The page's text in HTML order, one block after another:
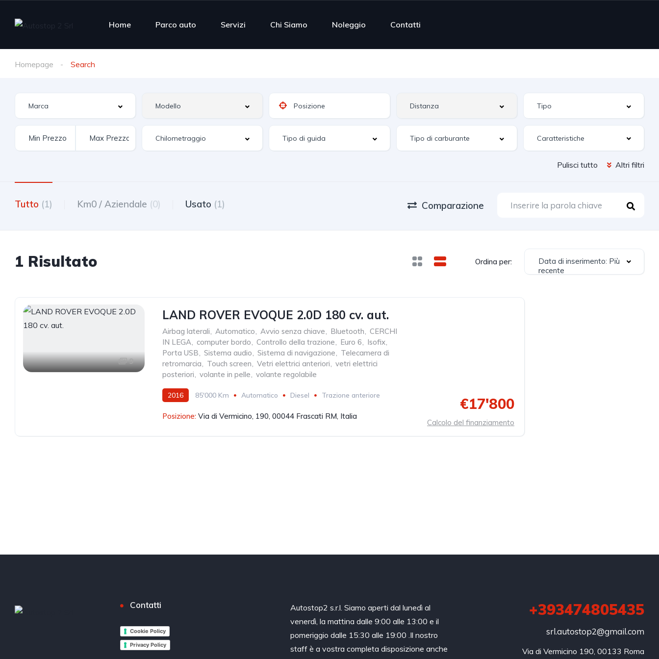
Home Parco auto Servizi Chi Siamo Noleggio Contatti
Homepage Search
Caratteristiche
Pulisci tutto Altri filtri
Tutto (1) Km0 / Aziendale (0) Usato (1) Comparazione
1 Risultato Ordina per:
Data di inserimento: Più
recente
9
LAND ROVER EVOQUE 2.0D 180 cv. aut.
Airbag laterali, Automatico, Avvio senza chiave, Bluetooth, CERCHI
IN LEGA, computer bordo, Controllo della trazione, Euro 6, Isofix,
Porta USB, Sistema audio, Sistema di navigazione, Telecamera di
retromarcia, Touch screen, Vetri elettrici anteriori, vetri elettrici
posteriori, volante in pelle, volante regolabile
2016 85'000 Km Automatico Diesel Trazione anteriore
Posizione: Via di Vermicino, 190, 00044 Frascati RM, Italia
€17'800
Calcolo del finanziamento
Contatti
Cookie Policy
Privacy Policy
Autostop2 s.r.l. Siamo aperti dal lunedì al
venerdì, la mattina dalle 9:00 alle 13:00 e il
pomeriggio dalle 15:30 alle 19:00 .Il nostro
staff è a vostra completa disposizione anche
+393474805435
srl.autostop2@gmail.com
Via di Vermicino 190, 00133 Roma